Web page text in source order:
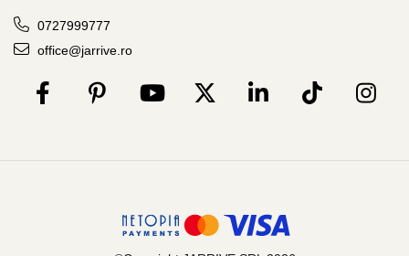
0727999777
office@jarrive.ro